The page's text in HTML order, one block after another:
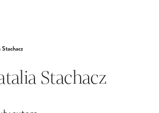
Stachacz